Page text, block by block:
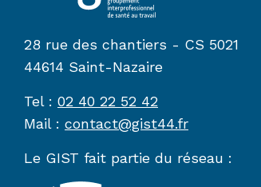
28 rue des chantiers - CS 5021
44614 Saint-Nazaire
Tel : 02 40 22 52 42
Mail : contact@gist44.fr
Le GIST fait partie du réseau :